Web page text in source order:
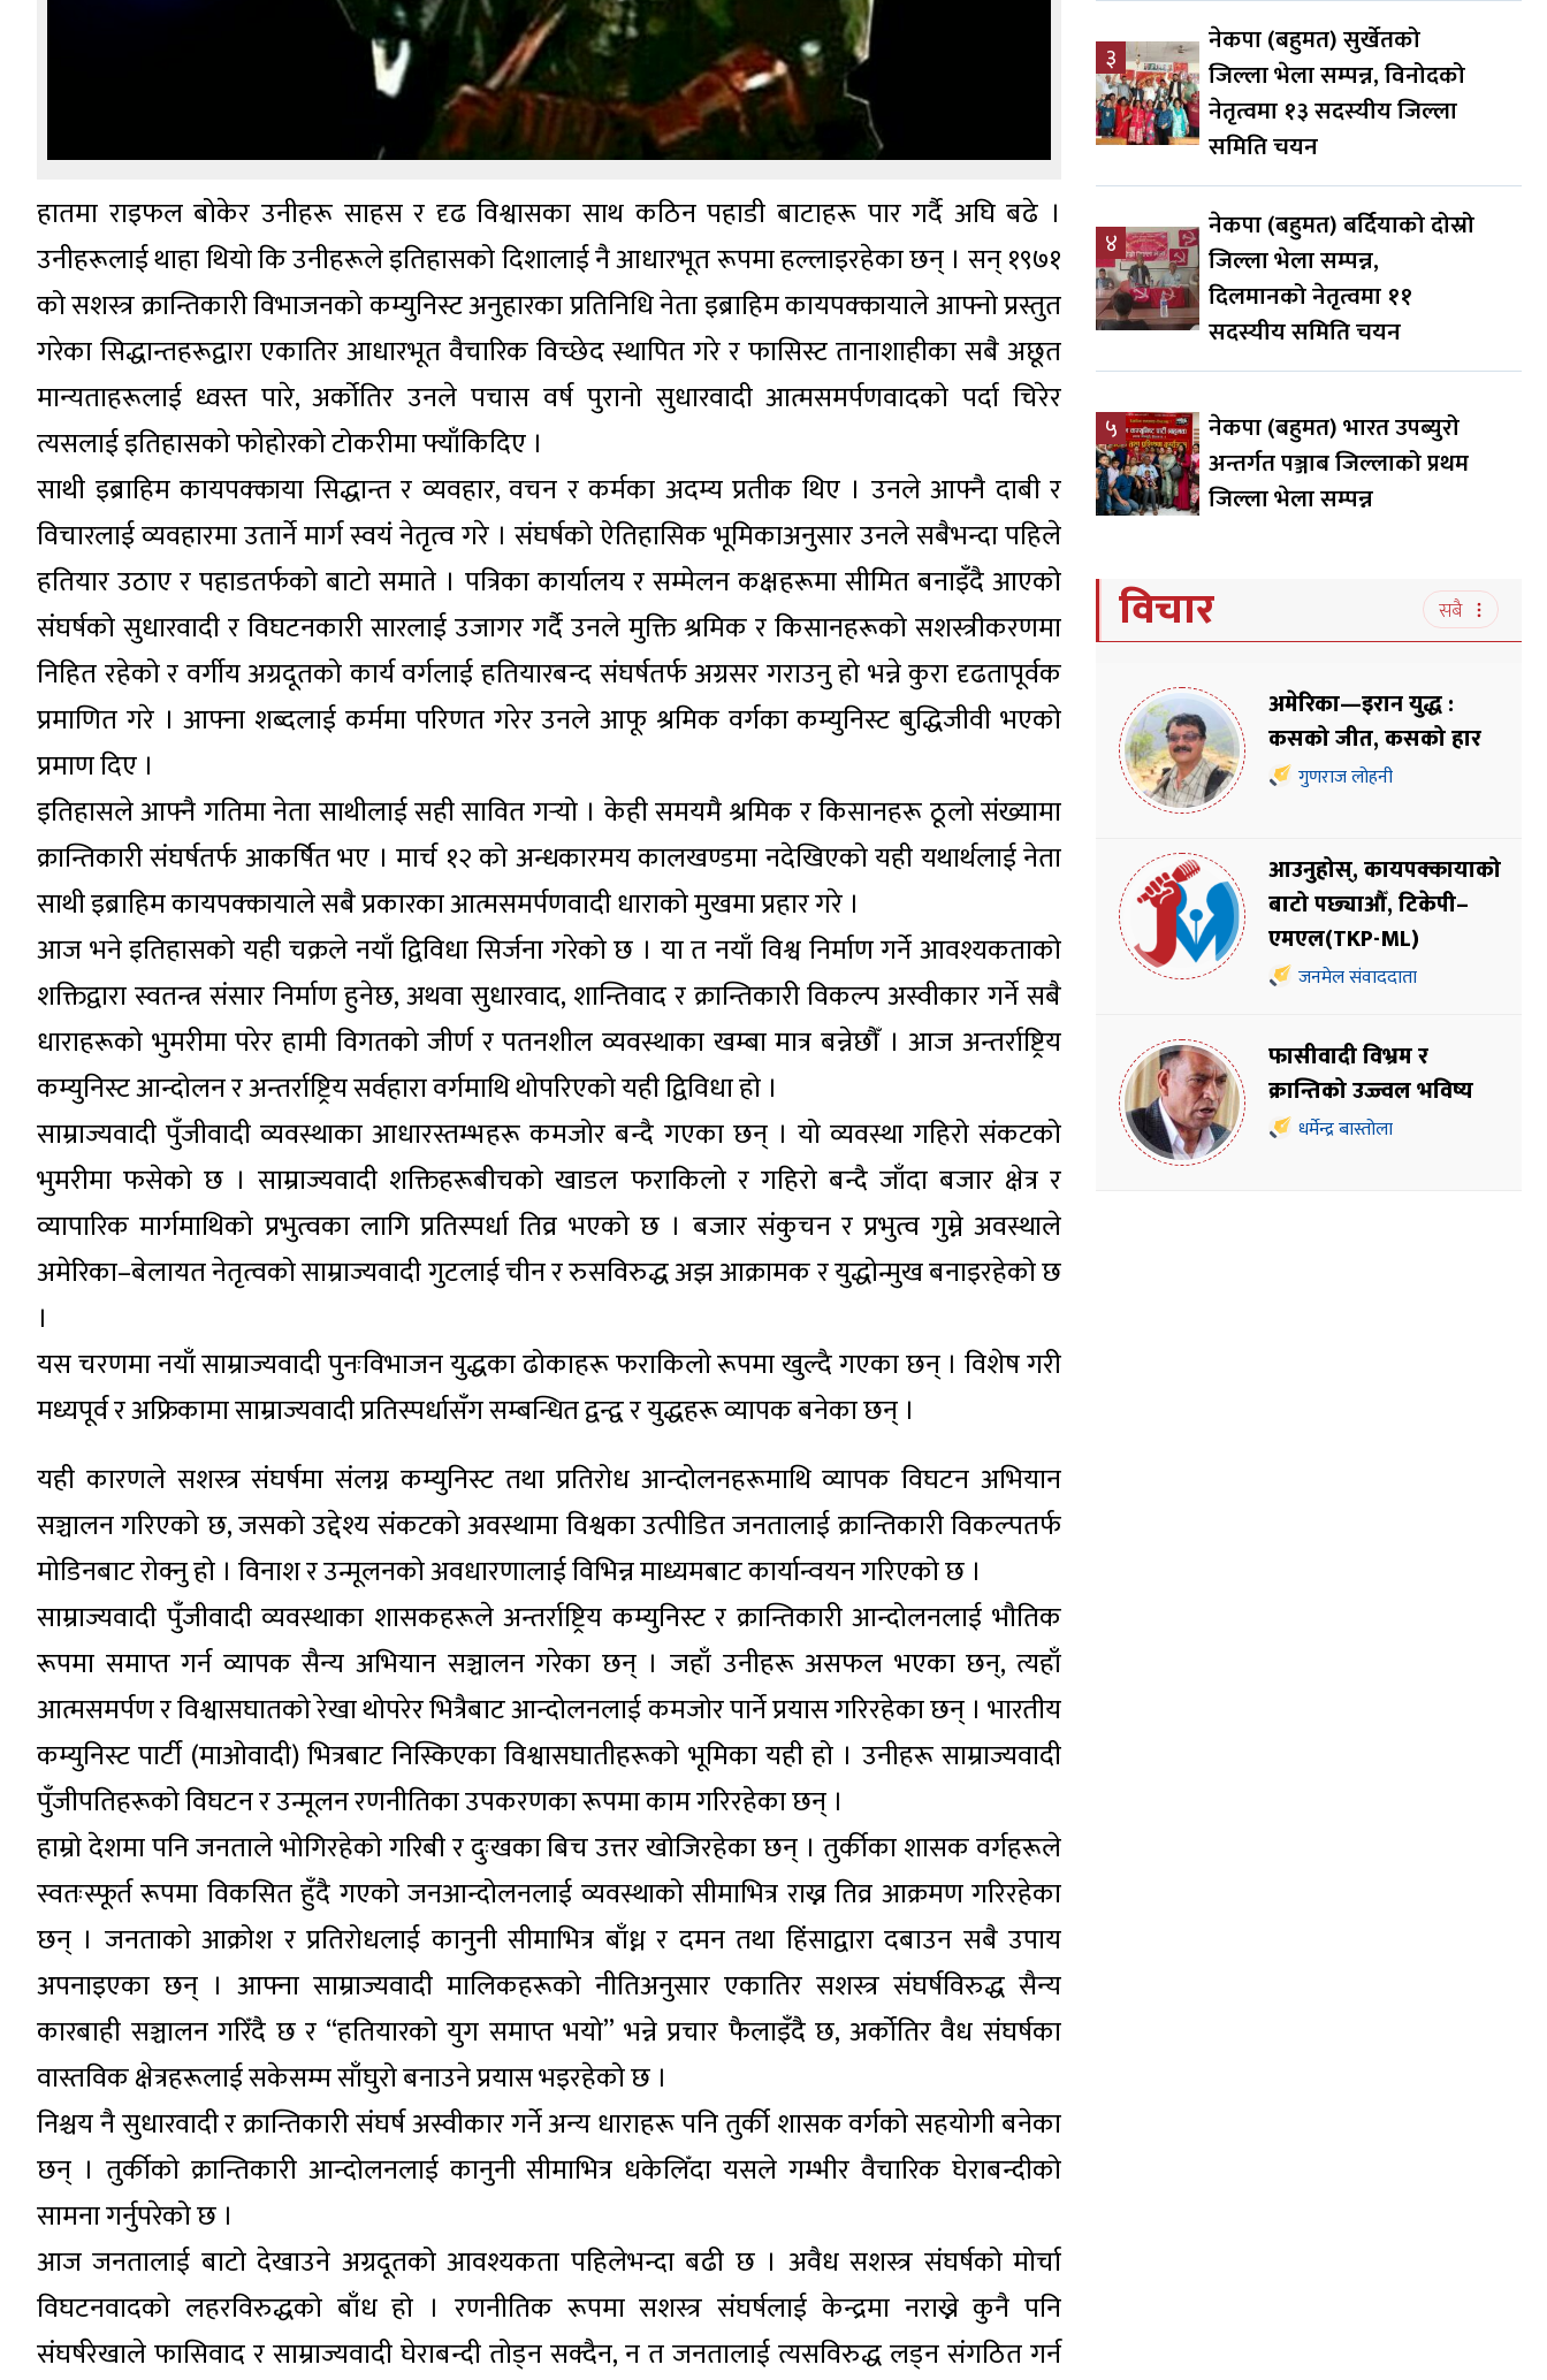
हातमा राइफल बोकेर उनीहरू साहस र दृढ विश्वासका साथ कठिन पहाडी बाटाहरू पार गर्दै अघि बढे ।
उनीहरूलाई थाहा थियो कि उनीहरूले इतिहासको दिशालाई नै आधारभूत रूपमा हल्लाइरहेका छन् । सन् १९७१
को सशस्त्र क्रान्तिकारी विभाजनको कम्युनिस्ट अनुहारका प्रतिनिधि नेता इब्राहिम कायपक्कायाले आफ्नो प्रस्तुत
गरेका सिद्धान्तहरूद्वारा एकातिर आधारभूत वैचारिक विच्छेद स्थापित गरे र फासिस्ट तानाशाहीका सबै अछूत
मान्यताहरूलाई ध्वस्त पारे, अर्कोतिर उनले पचास वर्ष पुरानो सुधारवादी आत्मसमर्पणवादको पर्दा चिरेर
त्यसलाई इतिहासको फोहोरको टोकरीमा फ्याँकिदिए ।
साथी इब्राहिम कायपक्काया सिद्धान्त र व्यवहार, वचन र कर्मका अदम्य प्रतीक थिए । उनले आफ्नै दाबी र
विचारलाई व्यवहारमा उतार्ने मार्ग स्वयं नेतृत्व गरे । संघर्षको ऐतिहासिक भूमिकाअनुसार उनले सबैभन्दा पहिले
हतियार उठाए र पहाडतर्फको बाटो समाते । पत्रिका कार्यालय र सम्मेलन कक्षहरूमा सीमित बनाइँदै आएको
संघर्षको सुधारवादी र विघटनकारी सारलाई उजागर गर्दै उनले मुक्ति श्रमिक र किसानहरूको सशस्त्रीकरणमा
निहित रहेको र वर्गीय अग्रदूतको कार्य वर्गलाई हतियारबन्द संघर्षतर्फ अग्रसर गराउनु हो भन्ने कुरा दृढतापूर्वक
प्रमाणित गरे । आफ्ना शब्दलाई कर्ममा परिणत गरेर उनले आफू श्रमिक वर्गका कम्युनिस्ट बुद्धिजीवी भएको
प्रमाण दिए ।
इतिहासले आफ्नै गतिमा नेता साथीलाई सही सावित गर्‍यो । केही समयमै श्रमिक र किसानहरू ठूलो संख्यामा
क्रान्तिकारी संघर्षतर्फ आकर्षित भए । मार्च १२ को अन्धकारमय कालखण्डमा नदेखिएको यही यथार्थलाई नेता
साथी इब्राहिम कायपक्कायाले सबै प्रकारका आत्मसमर्पणवादी धाराको मुखमा प्रहार गरे ।
आज भने इतिहासको यही चक्रले नयाँ द्विविधा सिर्जना गरेको छ । या त नयाँ विश्व निर्माण गर्ने आवश्यकताको
शक्तिद्वारा स्वतन्त्र संसार निर्माण हुनेछ, अथवा सुधारवाद, शान्तिवाद र क्रान्तिकारी विकल्प अस्वीकार गर्ने सबै
धाराहरूको भुमरीमा परेर हामी विगतको जीर्ण र पतनशील व्यवस्थाका खम्बा मात्र बन्नेछौँ । आज अन्तर्राष्ट्रिय
कम्युनिस्ट आन्दोलन र अन्तर्राष्ट्रिय सर्वहारा वर्गमाथि थोपरिएको यही द्विविधा हो ।
साम्राज्यवादी पुँजीवादी व्यवस्थाका आधारस्तम्भहरू कमजोर बन्दै गएका छन् । यो व्यवस्था गहिरो संकटको
भुमरीमा फसेको छ । साम्राज्यवादी शक्तिहरूबीचको खाडल फराकिलो र गहिरो बन्दै जाँदा बजार क्षेत्र र
व्यापारिक मार्गमाथिको प्रभुत्वका लागि प्रतिस्पर्धा तिव्र भएको छ । बजार संकुचन र प्रभुत्व गुम्ने अवस्थाले
अमेरिका–बेलायत नेतृत्वको साम्राज्यवादी गुटलाई चीन र रुसविरुद्ध अझ आक्रामक र युद्धोन्मुख बनाइरहेको छ
।
यस चरणमा नयाँ साम्राज्यवादी पुनःविभाजन युद्धका ढोकाहरू फराकिलो रूपमा खुल्दै गएका छन् । विशेष गरी
मध्यपूर्व र अफ्रिकामा साम्राज्यवादी प्रतिस्पर्धासँग सम्बन्धित द्वन्द्व र युद्धहरू व्यापक बनेका छन् ।
यही कारणले सशस्त्र संघर्षमा संलग्न कम्युनिस्ट तथा प्रतिरोध आन्दोलनहरूमाथि व्यापक विघटन अभियान
सञ्चालन गरिएको छ, जसको उद्देश्य संकटको अवस्थामा विश्वका उत्पीडित जनतालाई क्रान्तिकारी विकल्पतर्फ
मोडिनबाट रोक्नु हो । विनाश र उन्मूलनको अवधारणालाई विभिन्न माध्यमबाट कार्यान्वयन गरिएको छ ।
साम्राज्यवादी पुँजीवादी व्यवस्थाका शासकहरूले अन्तर्राष्ट्रिय कम्युनिस्ट र क्रान्तिकारी आन्दोलनलाई भौतिक
रूपमा समाप्त गर्न व्यापक सैन्य अभियान सञ्चालन गरेका छन् । जहाँ उनीहरू असफल भएका छन्, त्यहाँ
आत्मसमर्पण र विश्वासघातको रेखा थोपरेर भित्रैबाट आन्दोलनलाई कमजोर पार्ने प्रयास गरिरहेका छन् । भारतीय
कम्युनिस्ट पार्टी (माओवादी) भित्रबाट निस्किएका विश्वासघातीहरूको भूमिका यही हो । उनीहरू साम्राज्यवादी
पुँजीपतिहरूको विघटन र उन्मूलन रणनीतिका उपकरणका रूपमा काम गरिरहेका छन् ।
हाम्रो देशमा पनि जनताले भोगिरहेको गरिबी र दुःखका बिच उत्तर खोजिरहेका छन् । तुर्कीका शासक वर्गहरूले
स्वतःस्फूर्त रूपमा विकसित हुँदै गएको जनआन्दोलनलाई व्यवस्थाको सीमाभित्र राख्न तिव्र आक्रमण गरिरहेका
छन् । जनताको आक्रोश र प्रतिरोधलाई कानुनी सीमाभित्र बाँध्न र दमन तथा हिंसाद्वारा दबाउन सबै उपाय
अपनाइएका छन् । आफ्ना साम्राज्यवादी मालिकहरूको नीतिअनुसार एकातिर सशस्त्र संघर्षविरुद्ध सैन्य
कारबाही सञ्चालन गरिँदै छ र “हतियारको युग समाप्त भयो” भन्ने प्रचार फैलाइँदै छ, अर्कोतिर वैध संघर्षका
वास्तविक क्षेत्रहरूलाई सकेसम्म साँघुरो बनाउने प्रयास भइरहेको छ ।
निश्चय नै सुधारवादी र क्रान्तिकारी संघर्ष अस्वीकार गर्ने अन्य धाराहरू पनि तुर्की शासक वर्गको सहयोगी बनेका
छन् । तुर्कीको क्रान्तिकारी आन्दोलनलाई कानुनी सीमाभित्र धकेलिँदा यसले गम्भीर वैचारिक घेराबन्दीको
सामना गर्नुपरेको छ ।
आज जनतालाई बाटो देखाउने अग्रदूतको आवश्यकता पहिलेभन्दा बढी छ । अवैध सशस्त्र संघर्षको मोर्चा
विघटनवादको लहरविरुद्धको बाँध हो । रणनीतिक रूपमा सशस्त्र संघर्षलाई केन्द्रमा नराख्ने कुनै पनि
संघर्षरेखाले फासिवाद र साम्राज्यवादी घेराबन्दी तोड्न सक्दैन, न त जनतालाई त्यसविरुद्ध लड्न संगठित गर्न
३
नेकपा (बहुमत) सुर्खेतको
जिल्ला भेला सम्पन्न, विनोदको
नेतृत्वमा १३ सदस्यीय जिल्ला
समिति चयन
४
नेकपा (बहुमत) बर्दियाको दोस्रो
जिल्ला भेला सम्पन्न,
दिलमानको नेतृत्वमा ११
सदस्यीय समिति चयन
५
नेकपा (बहुमत) भारत उपब्युरो
अन्तर्गत पञ्जाब जिल्लाको प्रथम
जिल्ला भेला सम्पन्न
विचार सबै
अमेरिका—इरान युद्ध :
कसको जीत, कसको हार
गुणराज लोहनी
आउनुहोस्, कायपक्कायाको
बाटो पछ्याऔँ, टिकेपी–
एमएल(TKP-ML)
जनमेल संवाददाता
फासीवादी विभ्रम र
क्रान्तिको उज्ज्वल भविष्य
धर्मेन्द्र बास्तोला